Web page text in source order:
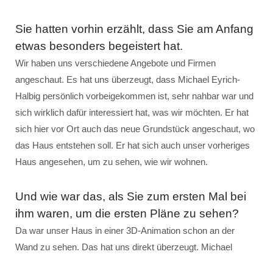
Sie hatten vorhin erzählt, dass Sie am Anfang
etwas besonders begeistert hat.
Wir haben uns verschiedene Angebote und Firmen
angeschaut. Es hat uns überzeugt, dass Michael Eyrich-
Halbig persönlich vorbeigekommen ist, sehr nahbar war und
sich wirklich dafür interessiert hat, was wir möchten. Er hat
sich hier vor Ort auch das neue Grundstück angeschaut, wo
das Haus entstehen soll. Er hat sich auch unser vorheriges
Haus angesehen, um zu sehen, wie wir wohnen.
Und wie war das, als Sie zum ersten Mal bei
ihm waren, um die ersten Pläne zu sehen?
Da war unser Haus in einer 3D-Animation schon an der
Wand zu sehen. Das hat uns direkt überzeugt. Michael